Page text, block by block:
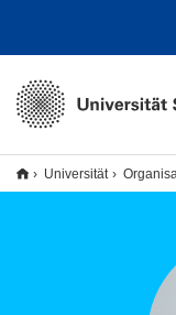
Universität